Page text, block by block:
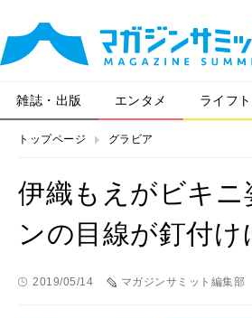
雑誌・出版 エンタメ ライフ
トップページ グラビア
伊織もえがビキ
ンの目線が釘付け
2019/05/14 マガジンサミット編集部